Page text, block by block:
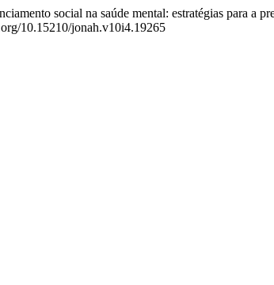
social na saúde mental: estratégias para a
10.15210/jonah.v10i4.19265